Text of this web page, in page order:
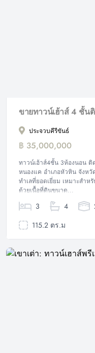
ขายทาวน์เฮ้าส์ 4 ชั้น
ประจวบคีรีขันธ์
฿ 35,000,000
ทาวน์เฮ้าส์4ชั้น 3ห้องนอน ติ
หนองแค อำเภอหัวหิน จังห
ทำเลที่ยอดเยี่ยม เหมาะสำห
ด้วยเนื้อที่ดินขนาด...
3 4
115.2 ตร.ม